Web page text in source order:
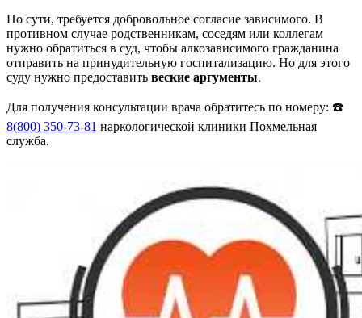
По сути, требуется добровольное согласие зависимого. В
противном случае родственникам, соседям или коллегам
нужно обратиться в суд, чтобы алкозависимого гражданина
отправить на принудительную госпитализацию. Но для этого
суду нужно предоставить веские аргументы.
Для получения консультации врача обратитесь по номеру: ☎️
8(800) 350-73-81 наркологической клиники Похмельная
служба.